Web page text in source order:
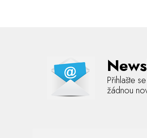
Přihlašte
žádnou